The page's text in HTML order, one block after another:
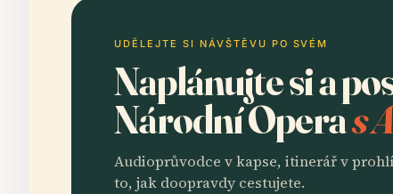
UDĚLEJTE SI NÁVŠTĚVU PO SVÉM
Naplánujte si a
Národní Operas
Audioprůvodce v kapse, itinerář v
to, jak doopravdy cestujete.